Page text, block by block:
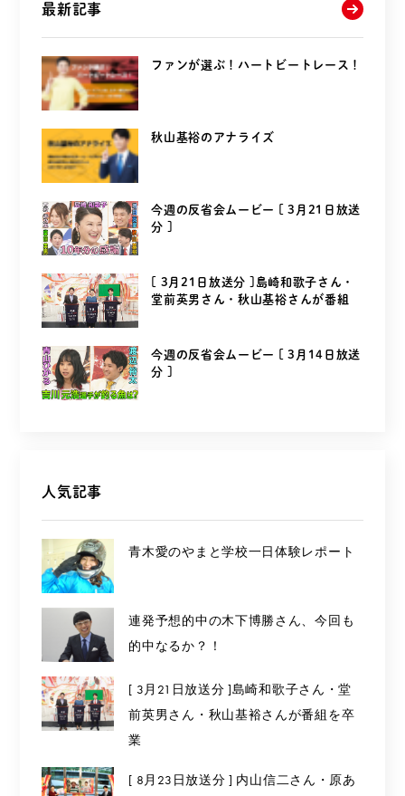
最新記事
ファンが選ぶ！ハートビートレース！
秋山基裕のアナライズ
今週の反省会ムービー [ 3月21日放送
分 ]
[ 3月21日放送分 ]島崎和歌子さん・
堂前英男さん・秋山基裕さんが番組
今週の反省会ムービー [ 3月14日放送
分 ]
人気記事
青木愛のやまと学校一日体験レポート
連発予想的中の木下博勝さん、今回も
的中なるか？！
[ 3月21日放送分 ]島崎和歌子さん・堂
前英男さん・秋山基裕さんが番組を卒
業
[ 8月23日放送分 ] 内山信二さん・原あ